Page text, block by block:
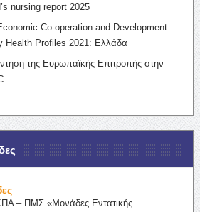
nursing report 2025
Co-operation and Development
Health Profiles 2021: Ελλάδα
της Ευρωπαϊκής Επιτροπής στην
– ΠΜΣ «Μονάδες Εντατικής